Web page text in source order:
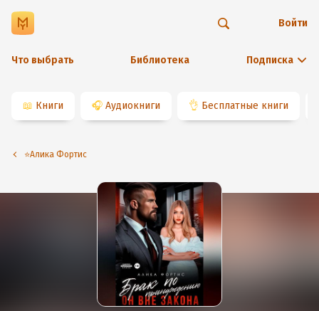
Что выбрать Библиотека Подписка
Войти
📖 Книги 🎧 Аудиокниги 👌 Бесплатные книги
⭐️Алика Фортис